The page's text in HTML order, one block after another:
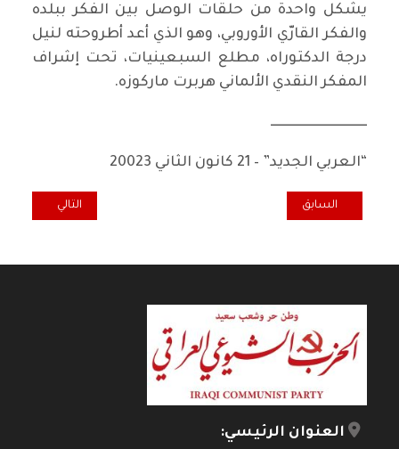
يشكل واحدة من حلقات الوصل بين الفكر ببلده
والفكر القارّي الأوروبي، وهو الذي أعد أطروحته لنيل
درجة الدكتوراه، مطلع السبعينيات، تحت إشراف
المفكر النقدي الألماني هربرت ماركوزه.
ــــــــــــــــــــــــــــــــــــ
“العربي الجديد” – 21 كانون الثاني 20023
المقال السابق: حزب اليسار الألماني نموذجا.. ما العمل في أوقات
السابق المقال التالي:
التالي
العنوان الرئيسي: